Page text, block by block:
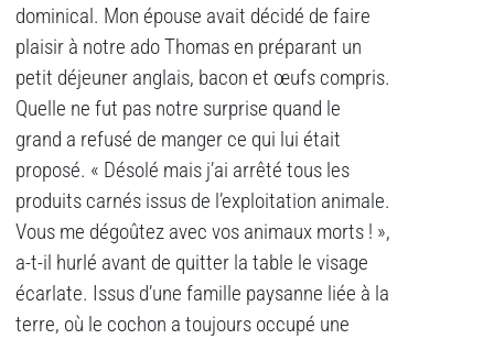
dominical. Mon épouse avait décidé de faire
plaisir à notre ado Thomas en préparant un
petit déjeuner anglais, bacon et œufs compris.
Quelle ne fut pas notre surprise quand le
grand a refusé de manger ce qui lui était
proposé. « Désolé mais j’ai arrêté tous les
produits carnés issus de l’exploitation animale.
Vous me dégoûtez avec vos animaux morts ! »,
a-t-il hurlé avant de quitter la table le visage
écarlate. Issus d’une famille paysanne liée à la
terre, où le cochon a toujours occupé une